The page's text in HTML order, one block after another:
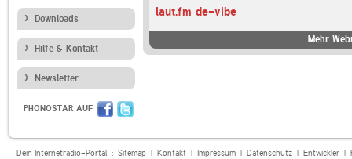
Downloads
Hilfe & Kontakt
Newsletter
PHONOSTAR AUF
laut.fm de-vibe
Mehr
Dein Internetradio-Portal : Sitemap| Kontakt| Impressum| Datenschutz| Entwickler|